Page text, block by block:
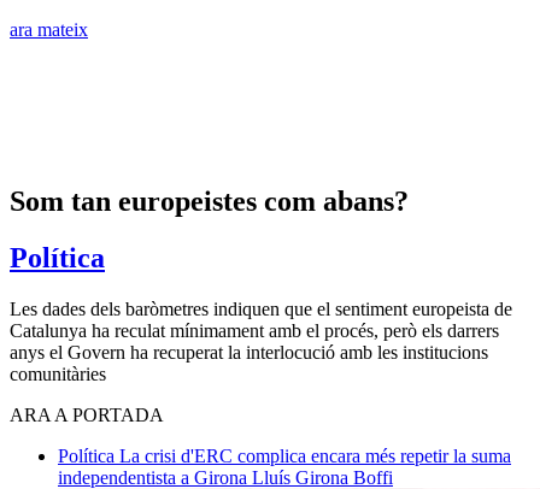
ara mateix
Som tan europeistes com abans?
Política
Les dades dels baròmetres indiquen que el sentiment europeista de
Catalunya ha reculat mínimament amb el procés, però els darrers
anys el Govern ha recuperat la interlocució amb les institucions
comunitàries
ARA A PORTADA
Política La crisi d'ERC complica encara més repetir la suma
independentista a Girona Lluís Girona Boffi